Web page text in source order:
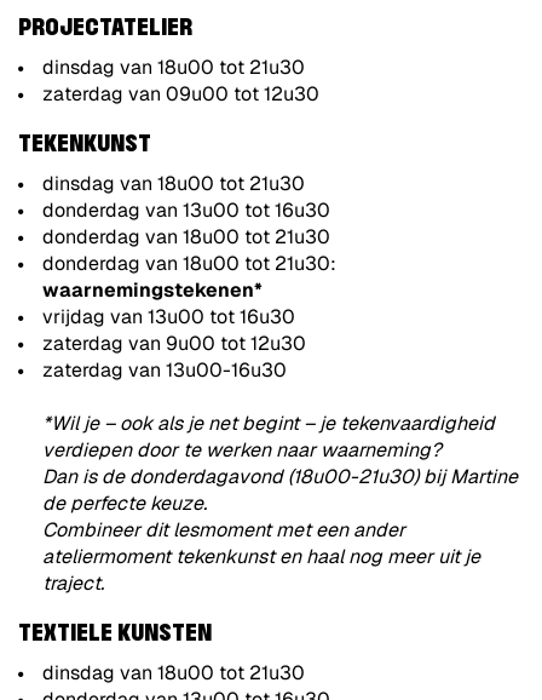
PROJECTATELIER
dinsdag van 18u00 tot 21u30
zaterdag van 09u00 tot 12u30
TEKENKUNST
dinsdag van 18u00 tot 21u30
donderdag van 13u00 tot 16u30
donderdag van 18u00 tot 21u30
donderdag van 18u00 tot 21u30:
waarnemingstekenen*
vrijdag van 13u00 tot 16u30
zaterdag van 9u00 tot 12u30
zaterdag van 13u00-16u30
*Wil je – ook als je net begint – je tekenvaardigheid
verdiepen door te werken naar waarneming?
Dan is de donderdagavond (18u00-21u30) bij Martine
de perfecte keuze.
Combineer dit lesmoment met een ander
ateliermoment tekenkunst en haal nog meer uit je
traject.
TEXTIELE KUNSTEN
dinsdag van 18u00 tot 21u30